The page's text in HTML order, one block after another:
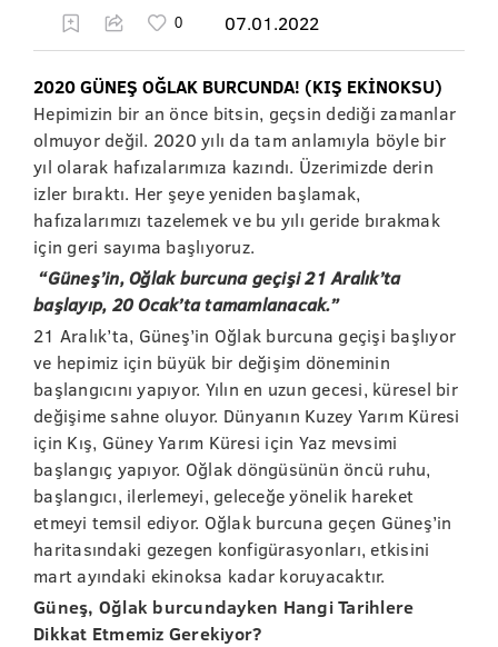
07.01.2022
2020 GÜNEŞ OĞLAK BURCUNDA! (KIŞ EKİNOKSU)
Hepimizin bir an önce bitsin, geçsin dediği zamanlar
olmuyor değil. 2020 yılı da tam anlamıyla böyle bir
yıl olarak hafızalarımıza kazındı. Üzerimizde derin
izler bıraktı. Her şeye yeniden başlamak,
hafızalarımızı tazelemek ve bu yılı geride bırakmak
için geri sayıma başlıyoruz.
“Güneş’in, Oğlak burcuna geçişi 21 Aralık’ta
başlayıp, 20 Ocak’ta tamamlanacak.”
21 Aralık’ta, Güneş’in Oğlak burcuna geçişi başlıyor
ve hepimiz için büyük bir değişim döneminin
başlangıcını yapıyor. Yılın en uzun gecesi, küresel bir
değişime sahne oluyor. Dünyanın Kuzey Yarım Küresi
için Kış, Güney Yarım Küresi için Yaz mevsimi
başlangıç yapıyor. Oğlak döngüsünün öncü ruhu,
başlangıcı, ilerlemeyi, geleceğe yönelik hareket
etmeyi temsil ediyor. Oğlak burcuna geçen Güneş’in
haritasındaki gezegen konfigürasyonları, etkisini
mart ayındaki ekinoksa kadar koruyacaktır.
Güneş, Oğlak burcundayken Hangi Tarihlere
Dikkat Etmemiz Gerekiyor?